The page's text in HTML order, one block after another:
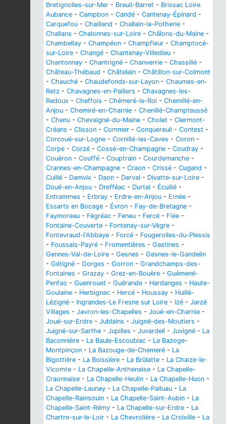
Bretignolles-sur-Mer - Breuil-Barret - Brissac Loire
Aubance - Campbon - Candé - Cantenay-Épinard -
Carquefou - Chailland - Challain-la-Potherie -
Challans - Chalonnes-sur-Loire - Châlons-du-Maine -
Chambellay - Champéon - Champfleur - Champtocé-
sur-Loire - Changé - Chantenay-Villedieu -
Chantonnay - Chantrigné - Chanverrie - Chassillé -
Château-Thébaud - Châtelain - Châtillon-sur-Colmont
- Chauché - Chaudefonds-sur-Layon - Chaumes-en-
Retz - Chavagnes-en-Paillers - Chavagnes-les-
Redoux - Cheffois - Chémeré-le-Roi - Chemillé-en-
Anjou - Chemiré-en-Charnie - Chenillé-Champteussé
- Chenu - Chevaigné-du-Maine - Cholet - Clermont-
Créans - Clisson - Commer - Conquereuil - Contest -
Corcoué-sur-Logne - Cornillé-les-Caves - Coron -
Corpe - Corzé - Cossé-en-Champagne - Coudray -
Couëron - Couffé - Couptrain - Courdemanche -
Crannes-en-Champagne - Craon - Crissé - Cugand -
Cuillé - Damvix - Daon - Derval - Divatte-sur-Loire -
Doué-en-Anjou - Drefféac - Durtal - Écuillé -
Entrammes - Erbray - Erdre-en-Anjou - Ernée -
Essarts en Bocage - Évron - Fay-de-Bretagne -
Faymoreau - Fégréac - Feneu - Fercé - Flée -
Fontaine-Couverte - Fontenay-sur-Vègre -
Fontevraud-l'Abbaye - Forcé - Fougerolles-du-Plessis
- Foussais-Payré - Fromentières - Gastines -
Gennes-Val-de-Loire - Gesnes - Gesnes-le-Gandelin
- Gétigné - Gorges - Gorron - Grandchamps-des-
Fontaines - Grazay - Grez-en-Bouère - Guémené-
Penfao - Guenrouet - Guérande - Hardanges - Haute-
Goulaine - Herbignac - Hercé - Houssay - Huillé-
Lézigné - Ingrandes-Le Fresne sur Loire - Izé - Jarzé
Villages - Javron-les-Chapelles - Joué-en-Charnie -
Joué-sur-Erdre - Jublains - Juigné-des-Moutiers -
Juigné-sur-Sarthe - Jupilles - Juvardeil - Juvigné - La
Baconnière - La Baule-Escoublac - La Bazoge-
Montpinçon - La Bazouge-de-Chemeré - La
Bigottière - La Boissière - La Brûlatte - La Chaize-le-
Vicomte - La Chapelle-Anthenaise - La Chapelle-
Craonnaise - La Chapelle-Heulin - La Chapelle-Huon -
La Chapelle-Launay - La Chapelle-Palluau - La
Chapelle-Rainsouin - La Chapelle-Saint-Aubin - La
Chapelle-Saint-Rémy - La Chapelle-sur-Erdre - La
Chartre-sur-le-Loir - La Chevrolière - La Croixille - La